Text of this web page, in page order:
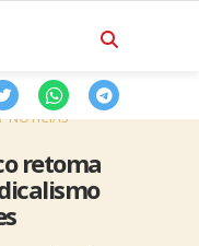
NOTÍCIAS
retoma